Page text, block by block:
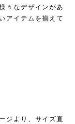
々なデザインがあ
アイテムを揃えて
ジより、サイズ直